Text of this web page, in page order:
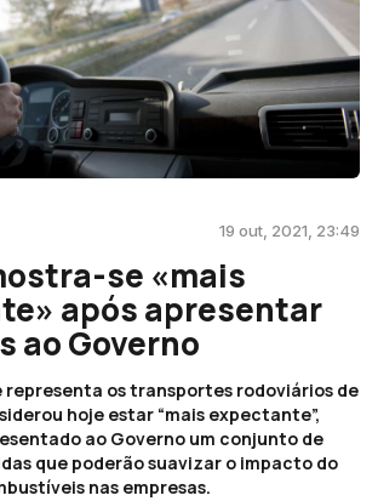
19 out, 2021, 23:49
se «mais
após apresentar
ao Governo
representa os transportes rodoviários de
hoje estar “mais expectante”,
ao Governo um conjunto de
que poderão suavizar o impacto do
nas empresas.